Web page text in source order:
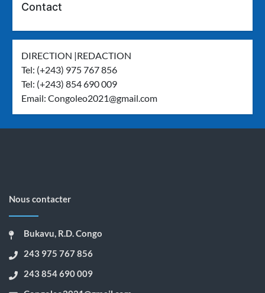
Contact
DIRECTION |REDACTION
Tel: (+243) 975 767 856
Tel: (+243) 854 690 009
Email:Congoleo2021@gmail.com
Nous contacter
Bukavu, R.D. Congo
243 975 767 856
243 854 690 009